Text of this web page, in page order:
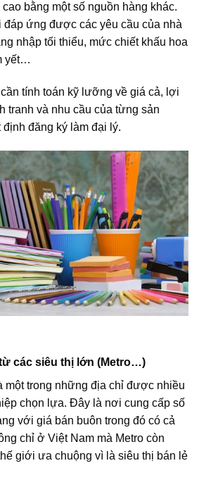
bằng một số nguồn hàng khác.
đáp ứng được các yêu cầu của nhà
nhập tối thiểu, mức chiết khấu hoa
yết…
tính toán kỹ lưỡng về giá cả, lợi
tranh và nhu cầu của từng sản
đăng ký làm đại lý.
các siêu thị lớn (Metro…)
một trong những địa chỉ được nhiều
chọn lựa. Đây là nơi cung cấp số
với giá bán buôn trong đó có cả
chỉ ở Việt Nam mà Metro còn
giới ưa chuộng vì là siêu thị bán lẻ